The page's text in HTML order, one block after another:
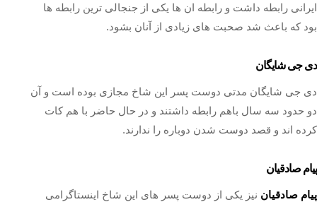
ایرانی رابطه داشت و رابطه ان ها یکی از جنجالی ترین رابطه ها
بود که باعث شد صحبت های زیادی از آنان بشود.
دی جی شایگان
دی جی شایگان مدتی دوست پسر این شاخ مجازی بوده است و آن
دو حدود سه سال باهم رابطه داشتند و در حال حاضر با هم کات
کرده اند و قصد دوست شدن دوباره را ندارند.
پیام صادقیان
پیام صادقیان نیز یکی از دوست پسر های این شاخ اینستاگرامی